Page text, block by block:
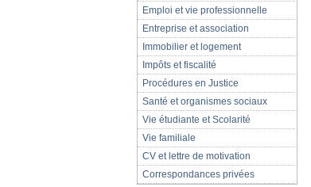
Emploi et vie professionnelle
Entreprise et association
Immobilier et logement
Impôts et fiscalité
Procédures en Justice
Santé et organismes sociaux
Vie étudiante et Scolarité
Vie familiale
CV et lettre de motivation
Correspondances privées